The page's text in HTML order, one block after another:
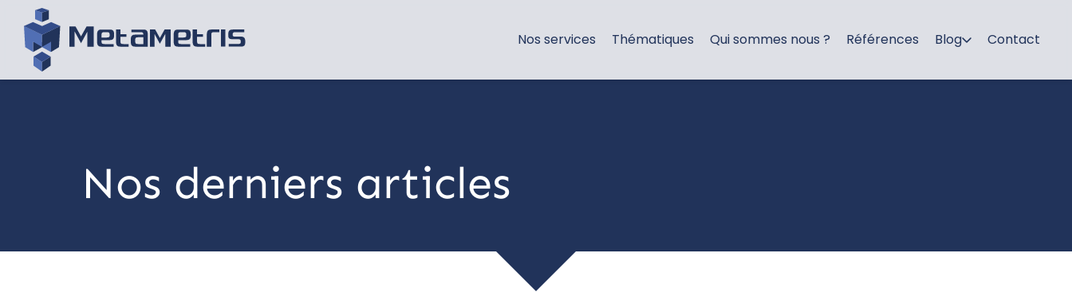
Nos services Thématiques Qui sommes nous ? Références Blog Contact
Nos derniers articles